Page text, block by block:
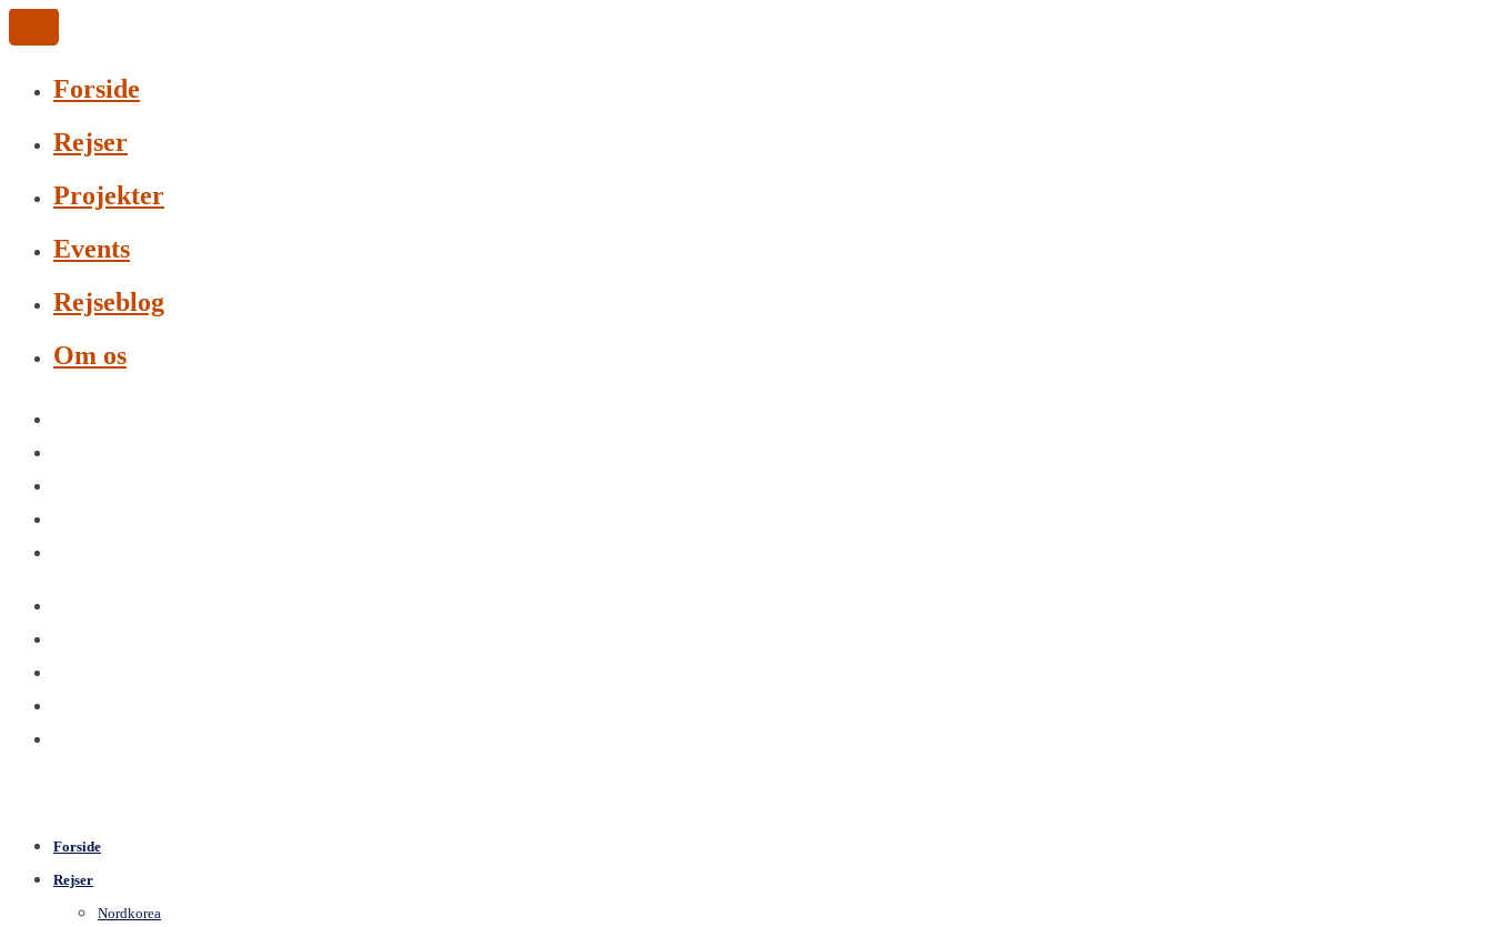
Forside
Rejser
Projekter
Events
Rejseblog
Om os
Forside
Rejser
Nordkorea